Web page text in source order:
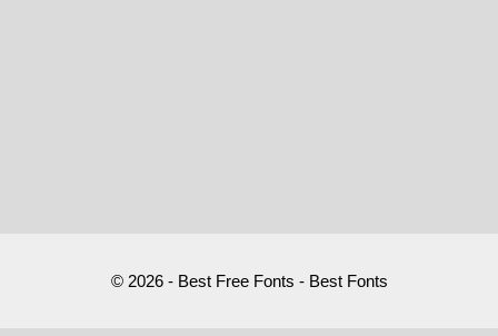
© 2026 - Best Free Fonts - Best Fonts